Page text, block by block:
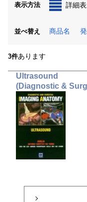
表示方法 詳細
並べ替え 商品名
3件あります
Ultrasound
(Diagnostic &